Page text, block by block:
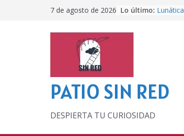
7 de agosto de 2026 Lo último: Lunática
PATIO SIN RED
DESPIERTA TU CURIOSIDAD